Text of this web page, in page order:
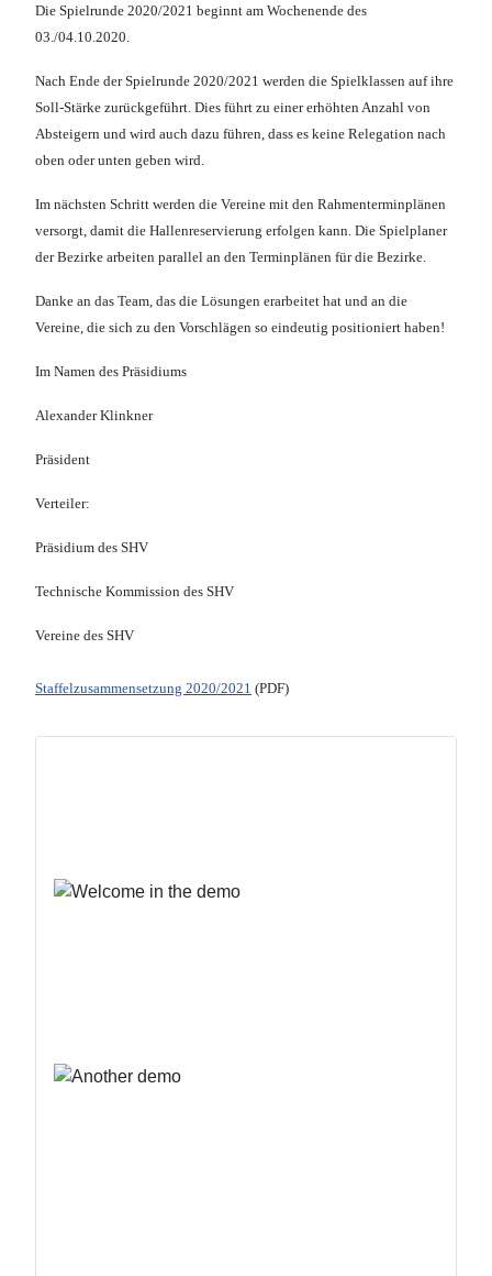
Die Spielrunde 2020/2021 beginnt am Wochenende des
03./04.10.2020.
Nach Ende der Spielrunde 2020/2021 werden die Spielklassen auf ihre
Soll-Stärke zurückgeführt. Dies führt zu einer erhöhten Anzahl von
Absteigern und wird auch dazu führen, dass es keine Relegation nach
oben oder unten geben wird.
Im nächsten Schritt werden die Vereine mit den Rahmenterminplänen
versorgt, damit die Hallenreservierung erfolgen kann. Die Spielplaner
der Bezirke arbeiten parallel an den Terminplänen für die Bezirke.
Danke an das Team, das die Lösungen erarbeitet hat und an die
Vereine, die sich zu den Vorschlägen so eindeutig positioniert haben!
Im Namen des Präsidiums
Alexander Klinkner
Präsident
Verteiler:
Präsidium des SHV
Technische Kommission des SHV
Vereine des SHV
Staffelzusammensetzung 2020/2021 (PDF)